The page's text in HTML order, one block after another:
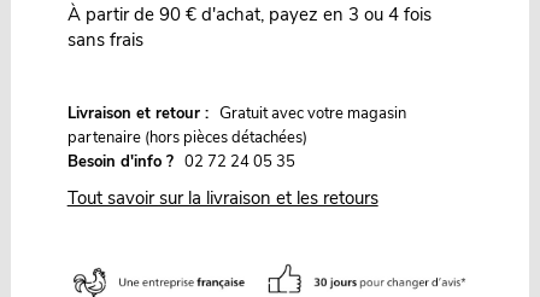
À partir de 90 € d'achat, payez en 3 ou 4 fois
sans frais
Livraison et retour : Gratuit avec votre magasin
partenaire (hors pièces détachées)
Besoin d'info ? 02 72 24 05 35
Tout savoir sur la livraison et les retours